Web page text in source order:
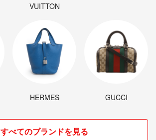
VUITTON
HERMES GUCCI
すべてのブランドを見る